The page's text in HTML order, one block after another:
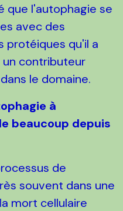
que l'autophagie se
avec des
protéiques qu'il a
un contributeur
le domaine.
à
beaucoup depuis
de
souvent dans une
mort cellulaire